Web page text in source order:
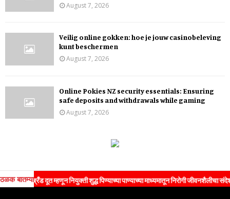
August 7, 2026
Veilig online gokken: hoe je jouw casinobeleving
kunt beschermen
August 7, 2026
Online Pokies NZ security essentials: Ensuring
safe deposits and withdrawals while gaming
August 7, 2026
ठळक बातम्या
ब्रँड दूत म्हणून नियुक्ती शुद्ध पिण्याच्या पाण्याच्या माध्यमातून निरोगी जीवनशैलीचा संदेश